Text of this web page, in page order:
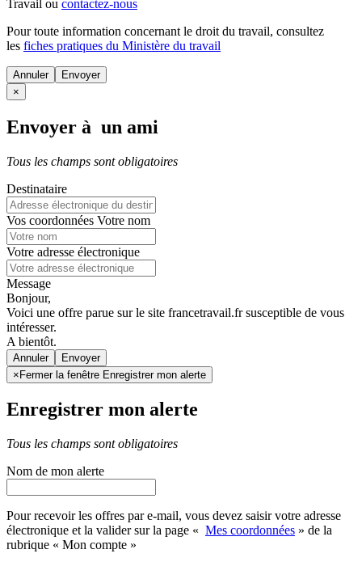
Travail ou contactez-nous
Pour toute information concernant le droit du travail, consultez
les fiches pratiques du Ministère du travail
Annuler
×
Envoyer à un ami
Tous les champs sont obligatoires
Destinataire
Vos coordonnées Votre nom
Votre adresse électronique
Message
Bonjour,
Voici une offre parue sur le site francetravail.fr susceptible de vous
intéresser.
A bientôt.
Annuler
×Fermer la fenêtre Enregistrer mon alerte
Enregistrer mon alerte
Tous les champs sont obligatoires
Nom de mon alerte
Pour recevoir les offres par e-mail, vous devez saisir votre adresse
électronique et la valider sur la page « Mes coordonnées » de la
rubrique « Mon compte »